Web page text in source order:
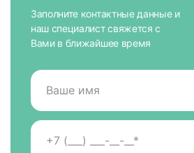
Заполните контактные данные и
наш специалист свяжется с
Вами в ближайшее время